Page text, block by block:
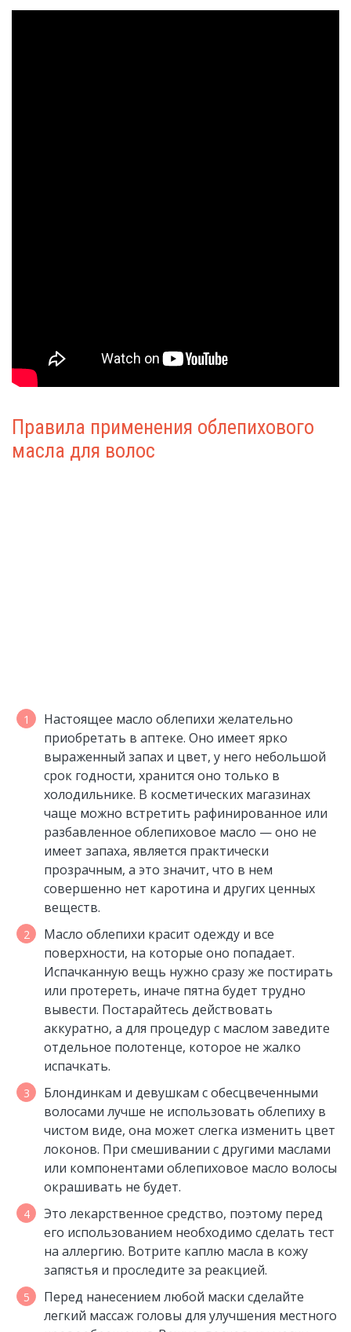
Правила применения облепихового
масла для волос
Настоящее масло облепихи желательно
приобретать в аптеке. Оно имеет ярко
выраженный запах и цвет, у него небольшой
срок годности, хранится оно только в
холодильнике. В косметических магазинах
чаще можно встретить рафинированное или
разбавленное облепиховое масло — оно не
имеет запаха, является практически
прозрачным, а это значит, что в нем
совершенно нет каротина и других ценных
веществ.
Масло облепихи красит одежду и все
поверхности, на которые оно попадает.
Испачканную вещь нужно сразу же постирать
или протереть, иначе пятна будет трудно
вывести. Постарайтесь действовать
аккуратно, а для процедур с маслом заведите
отдельное полотенце, которое не жалко
испачкать.
Блондинкам и девушкам с обесцвеченными
волосами лучше не использовать облепиху в
чистом виде, она может слегка изменить цвет
локонов. При смешивании с другими маслами
или компонентами облепиховое масло волосы
окрашивать не будет.
Это лекарственное средство, поэтому перед
его использованием необходимо сделать тест
на аллергию. Вотрите каплю масла в кожу
запястья и проследите за реакцией.
Перед нанесением любой маски сделайте
легкий массаж головы для улучшения местного